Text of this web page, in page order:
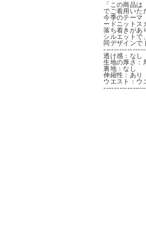
「この商品は
でご着用いた
今季のテーマ
ードニットス
落ち着きがあ
シルエットで
同デザインで
透け感：なし
生地の厚さ：
裏地：なし
伸縮性：あり
ウエスト：ウ